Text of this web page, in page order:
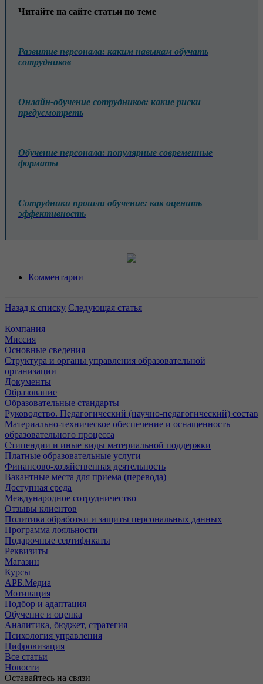
Читайте на сайте статьи по теме
Развитие персонала: каким навыкам обучать
сотрудников
Онлайн-обучение сотрудников: какие риски
предусмотреть
Обучение персонала: популярные современные
форматы
Сотрудники прошли обучение: как оценить
эффективность
Комментарии
Назад к списку Следующая статья
Компания
Миссия
Основные сведения
Структура и органы управления образовательной
организации
Документы
Образование
Образовательные стандарты
Руководство. Педагогический (научно-педагогический) состав
Материально-техническое обеспечение и оснащенность
образовательного процесса
Стипендии и иные виды материальной поддержки
Платные образовательные услуги
Финансово-хозяйственная деятельность
Вакантные места для приема (перевода)
Доступная среда
Международное сотрудничество
Отзывы клиентов
Политика обработки и защиты персональных данных
Программа лояльности
Подарочные сертификаты
Реквизиты
Магазин
Курсы
АРБ.Медиа
Мотивация
Подбор и адаптация
Обучение и оценка
Аналитика, бюджет, стратегия
Психология управления
Цифровизация
Все статьи
Новости
Оставайтесь на связи